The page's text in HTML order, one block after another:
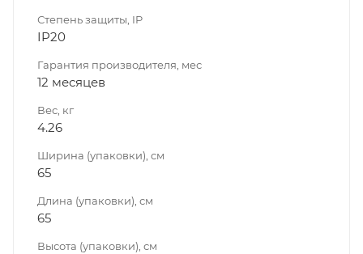
Степень защиты, IP
IP20
Гарантия производителя, мес
12 месяцев
Вес, кг
4.26
Ширина (упаковки), см
65
Длина (упаковки), см
65
Высота (упаковки), см